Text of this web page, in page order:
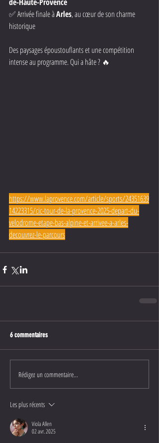
✅ Arrivée finale à Arles, au cœur de son charme
historique
Des paysages époustouflants et une compétition
intense au programme. Qui a hâte ? 🔥
https://www.laprovence.com/article/sports/24351639
14223315/cic-tour-de-la-provence-2025-depart-du-
velodrome-etape-bas-alpine-et-arrivee-a-arles-
decouvrez-le-parcours
6 commentaires
Rédigez un commentaire...
Les plus récents
Viola Allen
02 avr. 2025